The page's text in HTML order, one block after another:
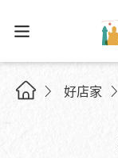
好店家